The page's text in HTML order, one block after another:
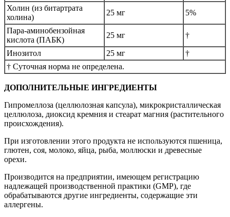
Холин (из битартрата
холина)
25 мг 5%
Пара-аминобензойная
кислота (ПАБК)
25 мг †
Инозитол 25 мг
†
† Суточная норма не определена.
ДОПОЛНИТЕЛЬНЫЕ ИНГРЕДИЕНТЫ
Гипромеллоза (целлюлозная капсула), микрокристаллическая
целлюлоза, диоксид кремния и стеарат магния (растительного
происхождения).
При изготовлении этого продукта не используются пшеница,
глютен, соя, молоко, яйца, рыба, моллюски и древесные
орехи.
Производится на предприятии, имеющем регистрацию
надлежащей производственной практики (GMP), где
обрабатываются другие ингредиенты, содержащие эти
аллергены.